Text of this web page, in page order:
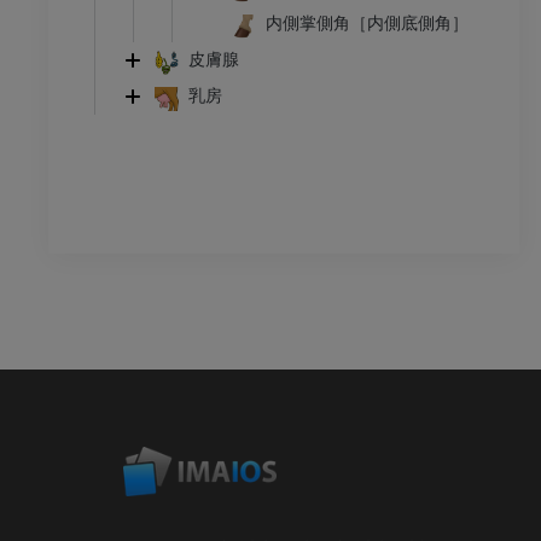
内側掌側角［内側底側角］
皮膚腺
乳房